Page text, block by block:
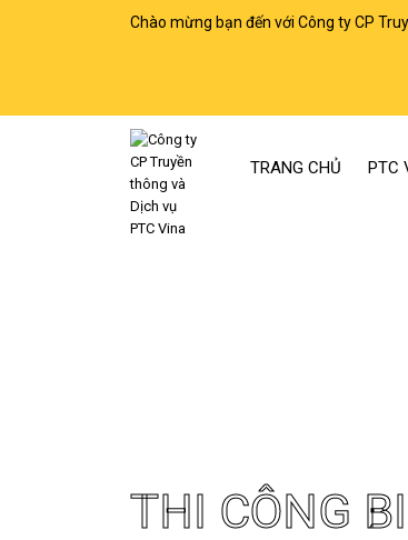
Chào mừng bạn đến với Công ty CP
TRANG CHỦ PTC
THI CÔNG